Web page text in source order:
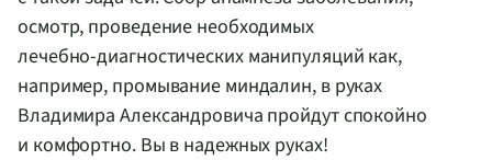
осмотр, проведение необходимых
лечебно-диагностическихманипуляций как,
например, промывание миндалин, в руках
Владимира Александровича пройдут спокойно
и комфортно. Вы в надежных руках!